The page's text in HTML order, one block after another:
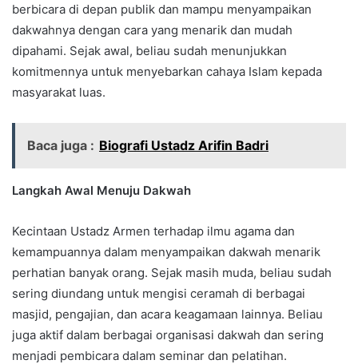
berbicara di depan publik dan mampu menyampaikan
dakwahnya dengan cara yang menarik dan mudah
dipahami. Sejak awal, beliau sudah menunjukkan
komitmennya untuk menyebarkan cahaya Islam kepada
masyarakat luas.
Baca juga : Biografi Ustadz Arifin Badri
Langkah Awal Menuju Dakwah
Kecintaan Ustadz Armen terhadap ilmu agama dan
kemampuannya dalam menyampaikan dakwah menarik
perhatian banyak orang. Sejak masih muda, beliau sudah
sering diundang untuk mengisi ceramah di berbagai
masjid, pengajian, dan acara keagamaan lainnya. Beliau
juga aktif dalam berbagai organisasi dakwah dan sering
menjadi pembicara dalam seminar dan pelatihan.